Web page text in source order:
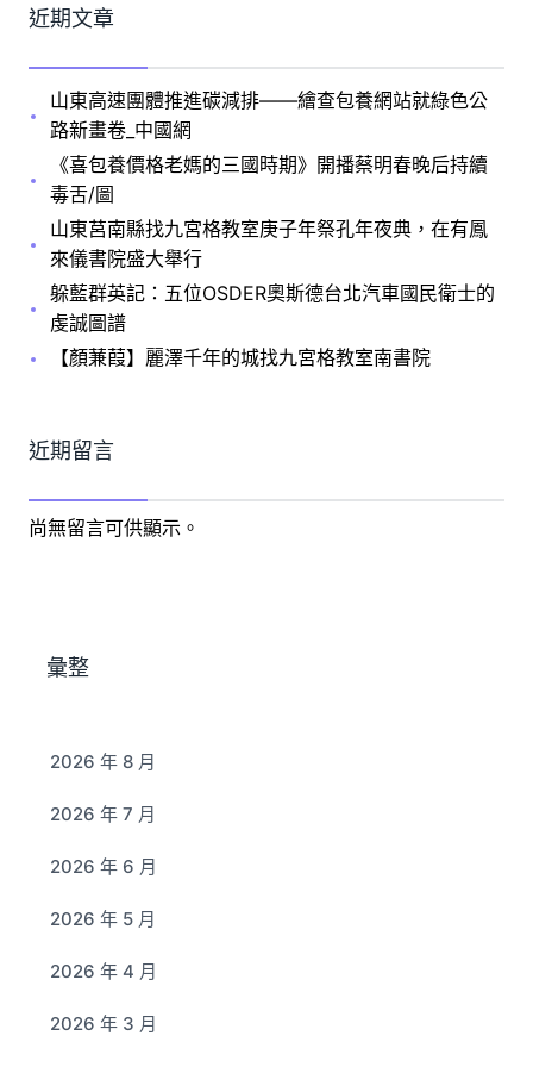
近期文章
山東高速團體推進碳減排——繪查包養網站就綠色公
路新畫卷_中國網
《喜包養價格老媽的三國時期》開播蔡明春晚后持續
毒舌/圖
山東莒南縣找九宮格教室庚子年祭孔年夜典，在有鳳
來儀書院盛大舉行
躲藍群英記：五位OSDER奧斯德台北汽車國民衛士的
虔誠圖譜
【顏蒹葭】麗澤千年的城找九宮格教室南書院
近期留言
尚無留言可供顯示。
彙整
2026 年 8 月
2026 年 7 月
2026 年 6 月
2026 年 5 月
2026 年 4 月
2026 年 3 月